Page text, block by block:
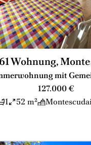
Wohnung,
mit
127.000 €
1 52 m²